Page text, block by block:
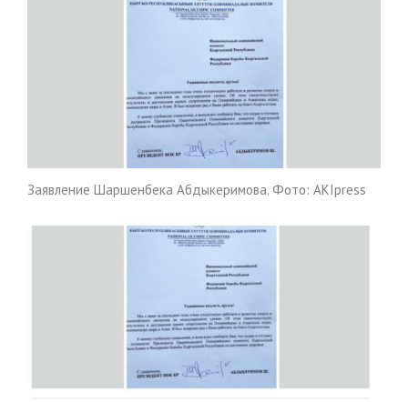
Заявление Шаршенбека Абдыкеримова. Фото: AKIpress